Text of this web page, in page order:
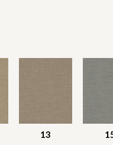
13